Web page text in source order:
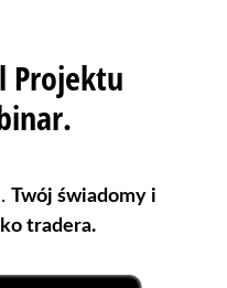
Projektu
Twój świadomy i
tradera.